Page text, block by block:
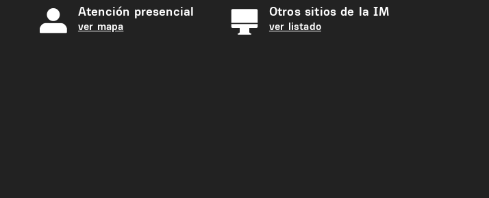
Atención presencial
ver mapa
Otros sitios de la IM
ver listado